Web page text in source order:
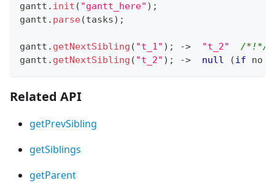
gantt . init ( "gantt_here" ) ;
gantt . parse(tasks) ;
gantt . getNextSibling ( "t_1" ) ; -> "t_2"
/*!*/
gantt . getNextSibling ( "t_2" ) ; -> null (if no
Related API
getPrevSibling
getSiblings
getParent